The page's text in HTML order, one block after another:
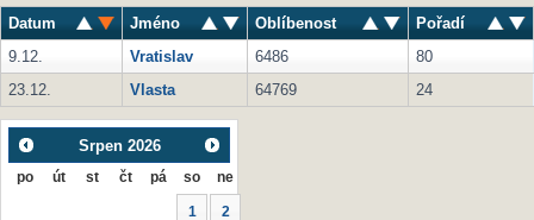
Datum Jméno Oblíbenost
Pořadí
9.12.
Vratislav 6486
80
23.12.
Vlasta 64769 24
Srpen 2026
po út st čt pá so ne
1 2